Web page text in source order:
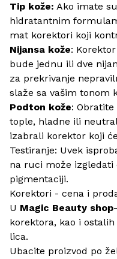
Tip kože: Ako imate
hidratantnim
mat korektori koji
Nijansa kože:
bude jednu ili dve
za prekrivanje
slaže sa vašim tonom
Podton kože:
tople, hladne ili
izabrali korektor koji
Testiranje: Uvek
na ruci može
pigmentaciji.
Korektori - cena i
U Magic Beauty shop
korektora, kao i
lica.
Ubacite proizvod po